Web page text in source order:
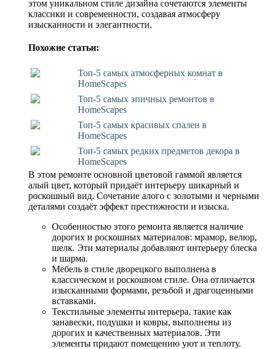
этом уникальном стиле дизайна сочетаются элементы
классики и современности, создавая атмосферу
изысканности и элегантности.
Похожие статьи:
Топ-5 самых атмосферных комнат в
HomeScapes
Топ-5 самых эпичных ремонтов в
HomeScapes
Топ-5 самых красивых спален в
HomeScapes
Топ-5 самых редких предметов декора в
HomeScapes
В этом ремонте основной цветовой гаммой является
алый цвет, который придаёт интерьеру шикарный и
роскошный вид. Сочетание алого с золотыми и черными
деталями создаёт эффект престижности и изыска.
Особенностью этого ремонта является наличие
дорогих и роскошных материалов: мрамор, велюр,
шелк. Эти материалы добавляют интерьеру блеска
и шарма.
Мебель в стиле дворецкого выполнена в
классическом и роскошном стиле. Она отличается
изысканными формами, резьбой и драгоценными
вставками.
Текстильные элементы интерьера, такие как
занавески, подушки и ковры, выполнены из
дорогих и качественных материалов. Эти
элементы придают помещению уют и теплоту.